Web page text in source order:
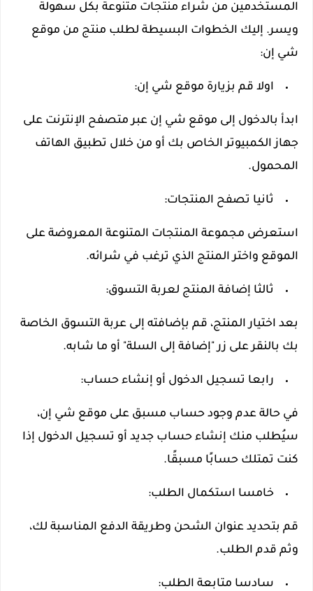
المستخدمين من شراء منتجات متنوعة بكل سهولة
ويسر. إليك الخطوات البسيطة لطلب منتج من موقع
شي إن:
اولا قم بزيارة موقع شي إن:
ابدأ بالدخول إلى موقع شي إن عبر متصفح الإنترنت على
جهاز الكمبيوتر الخاص بك أو من خلال تطبيق الهاتف
المحمول.
ثانيا تصفح المنتجات:
استعرض مجموعة المنتجات المتنوعة المعروضة على
الموقع واختر المنتج الذي ترغب في شرائه.
ثالثا إضافة المنتج لعربة التسوق:
بعد اختيار المنتج، قم بإضافته إلى عربة التسوق الخاصة
بك بالنقر على زر "إضافة إلى السلة" أو ما شابه.
رابعا تسجيل الدخول أو إنشاء حساب:
في حالة عدم وجود حساب مسبق على موقع شي إن،
سيُطلب منك إنشاء حساب جديد أو تسجيل الدخول إذا
كنت تمتلك حسابًا مسبقًا.
خامسا استكمال الطلب:
قم بتحديد عنوان الشحن وطريقة الدفع المناسبة لك،
وثم قدم الطلب.
سادسا متابعة الطلب: